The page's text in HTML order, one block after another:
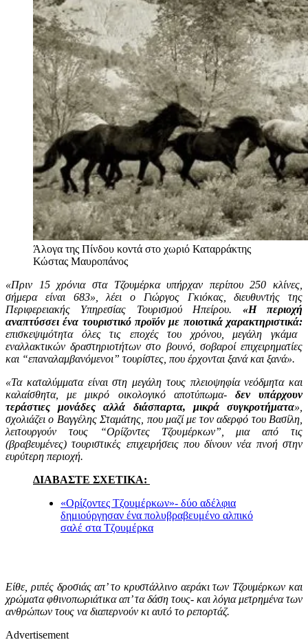
Άλογα της Πίνδου κοντά στο χωριό Καταρράκτης
Κώστας Μαυροπάνος
«Πριν 15 χρόνια στα Τζουμέρκα υπήρχαν περίπου 250 κλίνες,
σήμερα είναι 683», λέει ο Γιώργος Γκιόκας, διευθυντής της
Περιφερειακής Υπηρεσίας Τουρισμού Ηπείρου. «Η περιοχή
αναπτύσσει ένα τουριστικό προϊόν με ποιοτικά χαρακτηριστικά:
επισκεψιμότητα όλες τις εποχές του χρόνου, μεγάλη γκάμα
εναλλακτικών δραστηριοτήτων στο βουνό, σοβαροί επιχειρηματίες
και “επαναλαμβανόμενοι” τουρίστες, που έρχονται ξανά και ξανά».
«Τα καταλύμματα είναι στη μεγάλη τους πλειοψηφία νεόδμητα και
καλαίσθητα, με μικρό οικολογικό αποτύπωμα- δεν υπάρχουν
τεράστιες μονάδες αλλά διάσπαρτα, μικρά συγκροτήματα»,
σχολιάζει ο Βαγγέλης Σταμάτης, που μαζί με τον αδερφό του Βασίλη,
λειτουργούν τους “Ορίζοντες Τζουμέρκων”, μια από τις
(βραβευμένες) τουριστικές επιχειρήσεις που δίνουν νέα πνοή στην
ευρύτερη περιοχή.
ΔΙΑΒΑΣΤΕ ΣΧΕΤΙΚΑ:
«Ορίζοντες Τζουμέρκων»- δύο αδέλφια
δημιούργησαν ένα πολυβραβευμένο αλπικό
σαλέ στα Τζουμέρκα
Είθε, ριπές δροσιάς απ’ το κρυστάλλινο αεράκι των Τζουμέρκων και
χρώματα φθινοπωριάτικα απ’ τα δάση τους- και λόγια μετρημένα των
ανθρώπων τους να διαπερνούν κι αυτό το ρεπορτάζ.
Advertisement